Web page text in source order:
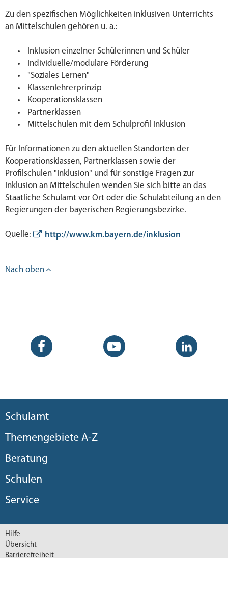
Zu den spezifischen Möglichkeiten inklusiven Unterrichts
an Mittelschulen gehören u. a.:
Inklusion einzelner Schülerinnen und Schüler
Individuelle/modulare Förderung
"Soziales Lernen"
Klassenlehrerprinzip
Kooperationsklassen
Partnerklassen
Mittelschulen mit dem Schulprofil Inklusion
Für Informationen zu den aktuellen Standorten der
Kooperationsklassen, Partnerklassen sowie der
Profilschulen "Inklusion" und für sonstige Fragen zur
Inklusion an Mittelschulen wenden Sie sich bitte an das
Staatliche Schulamt vor Ort oder die Schulabteilung an den
Regierungen der bayerischen Regierungsbezirke.
Quelle: http://www.km.bayern.de/inklusion
Nach oben
Facebook-
Seite
YouTube-
Kanal
LinkedIn-
Kanal
Schulamt
Themengebiete A-Z
Beratung
Schulen
Service
Hilfe
Übersicht
Barrierefreiheit